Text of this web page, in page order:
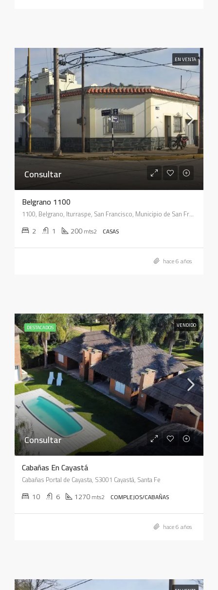
EN VENTA
Consultar
Belgrano 1100
1100, Belgrano, Iturraspe, San Francisco, Municipio de San Francisco, Pedanía Juárez Celman, Departamento San Justo, Córdoba, X2400, Argentina
2 1 200mts2 CASAS
hace 6 años
DESTACADOS VENDIDO
Consultar
Cabañas En Cayastá
Cabañas Portal de Cayasta, S3001 Cayastá, Santa Fe
10 6 1270mts2 COMPLEJOS/CABAÑAS
hace 6 años